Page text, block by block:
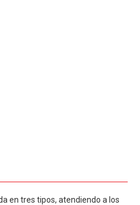
en tres tipos, atendiendo a los